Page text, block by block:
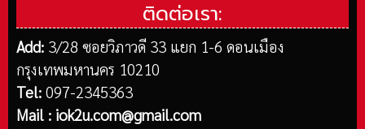
ติดต่อเรา:
Add: 3/28 ซอยวิภาวดี 33 แยก 1-6 ดอนเมือง
กรุงเทพมหานคร 10210
Tel: 097-2345363
Mail : iok2u.com@gmail.com